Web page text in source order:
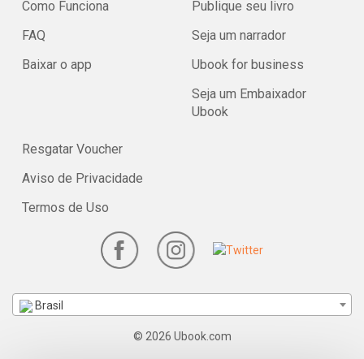
Como Funciona
FAQ
Baixar o app
Publique seu livro
Seja um narrador
Ubook for business
Seja um Embaixador
Ubook
Resgatar Voucher
Aviso de Privacidade
Termos de Uso
Brasil
© 2026 Ubook.com